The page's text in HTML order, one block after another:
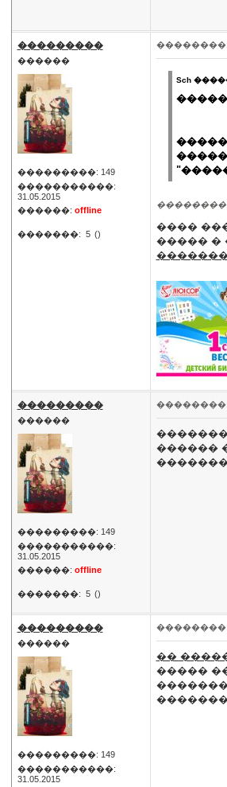
���������
������
���������: 149
�����������:
31.05.2015
������: offline
�������: 5 ()
��������:
Sch
���������
����
����� �
���������
������
���������: 149
�����������:
31.05.2015
������: offline
�������: 5 ()
��������:
������
���������
������
���������: 149
�����������:
31.05.2015
��������:
��
�����